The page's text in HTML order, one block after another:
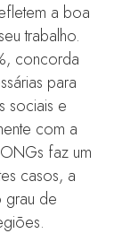
a boa
trabalho.
concorda
para
sociais e
com a
faz um
casos, a
grau de